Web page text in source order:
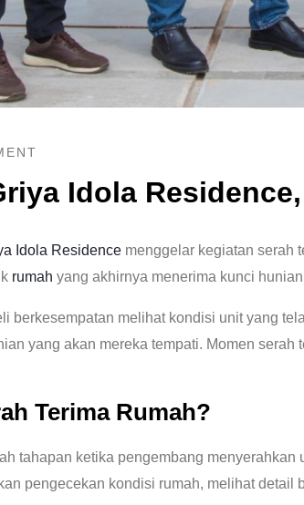
Idola
Idola Residence menggelar kegiatan serah
rumah yang akhirnya menerima kunci
berkesempatan melihat kondisi unit yang
yang akan mereka tempati. Momen
Terima Rumah?
tahapan ketika pengembang
pengecekan kondisi rumah, melihat